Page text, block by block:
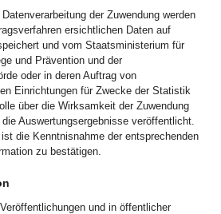
Datenverarbeitung der Zuwendung werden
ersichtlichen Daten auf
und vom Staatsministerium für
und Prävention und der
oder in deren Auftrag von
Einrichtungen für Zwecke der Statistik
über die Wirksamkeit der Zuwendung
Auswertungsergebnisse veröffentlicht.
die Kenntnisnahme der entsprechenden
zu bestätigen.
und in öffentlicher